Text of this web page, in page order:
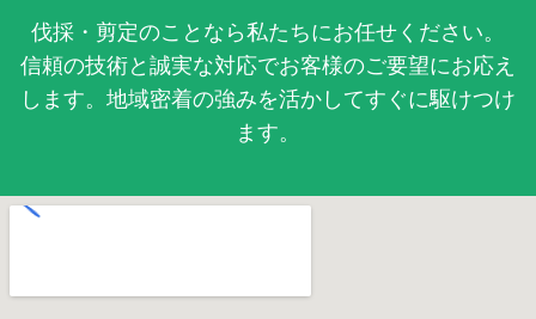
伐採・剪定のことなら私たちにお任せください。
信頼の技術と誠実な対応でお客様のご要望にお応え
します。地域密着の強みを活かしてすぐに駆けつけ
ます。